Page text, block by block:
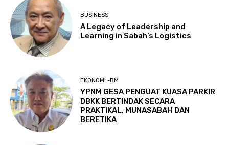
BUSINESS
A Legacy of Leadership and
Learning in Sabah’s Logistics
EKONOMI -BM
YPNM GESA PENGUAT KUASA PARKIR
DBKK BERTINDAK SECARA
PRAKTIKAL, MUNASABAH DAN
BERETIKA